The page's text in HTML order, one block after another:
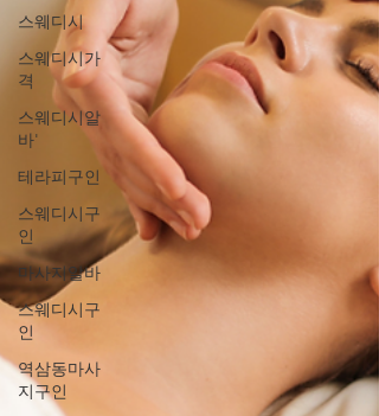
스웨디시
스웨디시가
격
스웨디시알
바'
테라피구인
스웨디시구
인
마사지알바
스웨디시구
인
역삼동마사
지구인